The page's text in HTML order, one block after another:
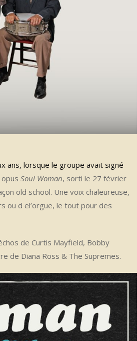
ans, lorsque le groupe avait signé
Soul Woman, sorti le 27 février
old school. Une voix chaleureuse,
ou d el’orgue, le tout pour des
de Curtis Mayfield, Bobby
de Diana Ross & The Supremes.